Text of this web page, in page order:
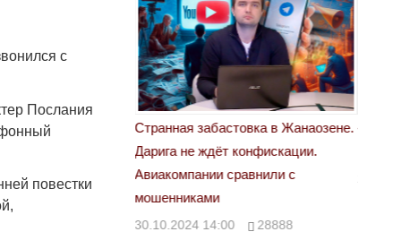
с
Послания
повестки
в Жанаозене.
сравнили с
«Новый Казахстан не говорит всей
правды»
29.10.2024 09:00 39623